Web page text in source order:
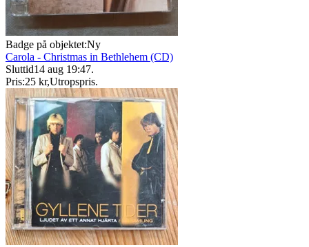
Badge på objektet:Ny
Carola - Christmas in Bethlehem (CD)
Sluttid14 aug 19:47.
Pris:25 kr,Utropspris.